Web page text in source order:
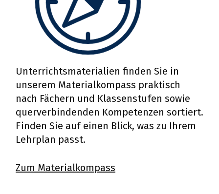
Die 3 Rs - Produkte der Zukunft
PRIMARSTUFE, SEKUNDARSTUFE
BIOLOGIE, CHEMIE, ANDERE
NACHHALTIGKEIT,
MATERIALWISSENSCHAFT
Alltagsprodukte nachhaltig
herstellen
Unterrichtsmaterialien finden Sie in
unserem Materialkompass praktisch
nach Fächern und Klassenstufen sowie
querverbindenden Kompetenzen sortiert.
Finden Sie auf einen Blick, was zu Ihrem
Lehrplan passt.
Zum Materialkompass